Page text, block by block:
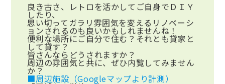
良き古さ、レトロを活かしてご自身でＤＩＹ
したり、
思い切ってガラリ雰囲気を変えるリノベーシ
ョンされるのも良いかもしれませんね！
便利な場所にご自分で住む？それとも貸家と
して貸す？
皆さんならどうされますか？
周辺の雰囲気と共に、ぜひ内覧してみません
か？
■周辺施設（Googleマップより計測）